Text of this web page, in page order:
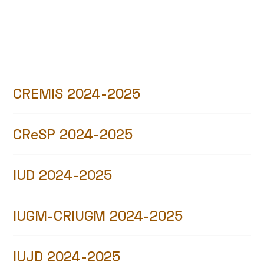
CREMIS 2024-2025
CReSP 2024-2025
IUD 2024-2025
IUGM-CRIUGM 2024-2025
IUJD 2024-2025